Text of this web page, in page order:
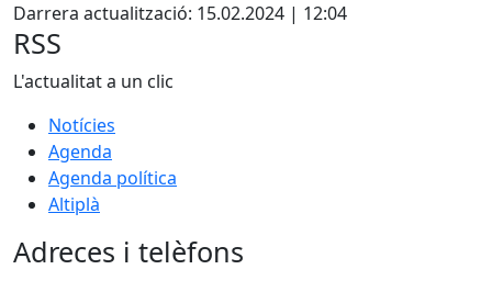
Darrera actualització: 15.02.2024 | 12:04
RSS
L'actualitat a un clic
Notícies
Agenda
Agenda política
Altiplà
Adreces i telèfons